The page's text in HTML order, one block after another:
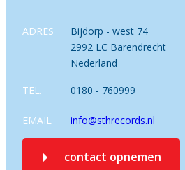
ADRES
Bijdorp - west 74
2992 LC Barendrecht
Nederland
TEL. 0180 - 760999
EMAIL info@sthrecords.nl
contact opnemen